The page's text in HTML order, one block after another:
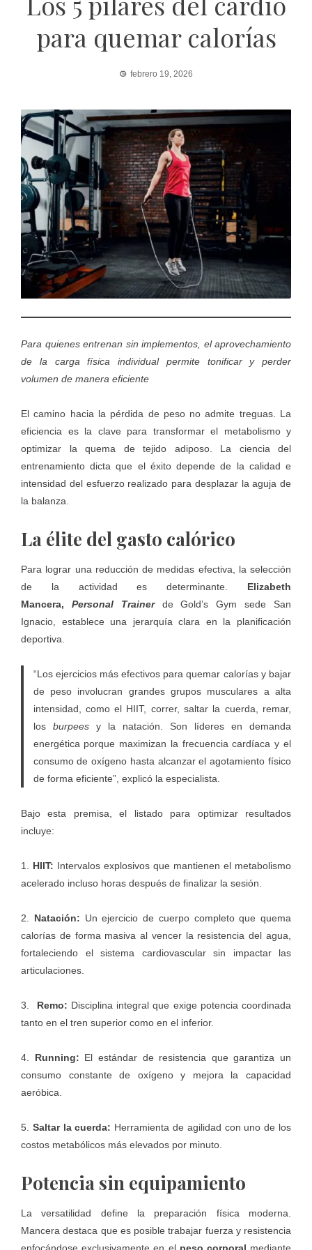
para quemar calorías
febrero 19, 2026
Para quienes entrenan sin implementos, el aprovechamiento
de la carga física individual permite tonificar y perder
volumen de manera eficiente
El camino hacia la pérdida de peso no admite treguas. La
eficiencia es la clave para transformar el metabolismo y
optimizar la quema de tejido adiposo. La ciencia del
entrenamiento dicta que el éxito depende de la calidad e
intensidad del esfuerzo realizado para desplazar la aguja de
la balanza.
La élite del gasto calórico
Para lograr una reducción de medidas efectiva, la selección
de la actividad es determinante. Elizabeth
Mancera, Personal Trainer deGold’s Gym sede San
Ignacio , establece una jerarquía clara en la planificación
deportiva.
“Los ejercicios más efectivos para quemar calorías y bajar
de peso involucran grandes grupos musculares a alta
intensidad, como el HIIT, correr, saltar la cuerda, remar,
los burpeesy la natación. Son líderes en demanda
energética porque maximizan la frecuencia cardíaca y el
consumo de oxígeno hasta alcanzar el agotamiento físico
de forma eficiente”, explicó la especialista.
Bajo esta premisa, el listado para optimizar resultados
incluye:
1. HIIT: Intervalos explosivos que mantienen el metabolismo
acelerado incluso horas después de finalizar la sesión.
2. Natación: Un ejercicio de cuerpo completo que quema
calorías de forma masiva al vencer la resistencia del agua,
fortaleciendo el sistema cardiovascular sin impactar las
articulaciones.
3. Remo: Disciplina integral que exige potencia coordinada
tanto en el tren superior como en el inferior.
4. Running: El estándar de resistencia que garantiza un
consumo constante de oxígeno y mejora la capacidad
aeróbica.
5. Saltar la cuerda: Herramienta de agilidad con uno de los
costos metabólicos más elevados por minuto.
Potencia sin equipamiento
La versatilidad define la preparación física moderna.
Mancera destaca que es posible trabajar fuerza y resistencia
enfocándose exclusivamente en el peso corporal mediante